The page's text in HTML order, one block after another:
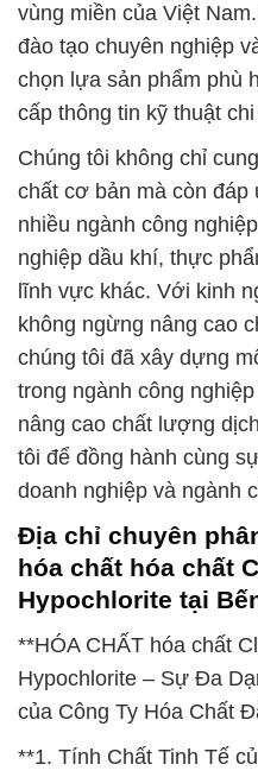
vùng miền của Việt
đào tạo chuyên nghiệp
chọn lựa sản phẩm phù
cấp thông tin kỹ thuật chi
Chúng tôi không chỉ
chất cơ bản mà còn đáp
nhiều ngành công
nghiệp dầu khí, thực
lĩnh vực khác. Với kinh
không ngừng nâng cao
chúng tôi đã xây dựng
trong ngành công
nâng cao chất lượng
tôi để đồng hành cùng
doanh nghiệp và ngành
Địa chỉ chuyên
hóa chất hóa chất
Hypochlorite tại
**HÓA CHẤT hóa chất
Hypochlorite – Sự Đa
của Công Ty Hóa Chất
**1. Tính Chất Tinh Tế